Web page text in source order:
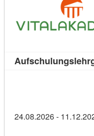
24.08.2026 -